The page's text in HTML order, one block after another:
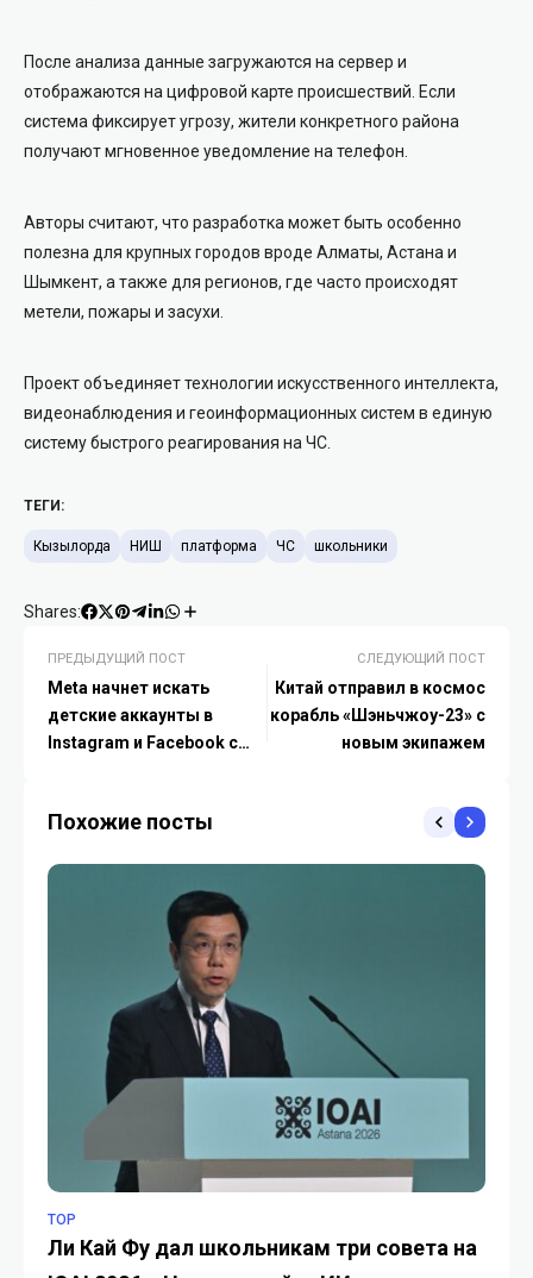
После анализа данные загружаются на сервер и
отображаются на цифровой карте происшествий. Если
система фиксирует угрозу, жители конкретного района
получают мгновенное уведомление на телефон.
Авторы считают, что разработка может быть особенно
полезна для крупных городов вроде Алматы, Астана и
Шымкент, а также для регионов, где часто происходят
метели, пожары и засухи.
Проект объединяет технологии искусственного интеллекта,
видеонаблюдения и геоинформационных систем в единую
систему быстрого реагирования на ЧС.
ТЕГИ:
Кызылорда НИШ платформа ЧС школьники
Shares:
ПРЕДЫДУЩИЙ ПОСТ
Meta начнет искать
детские аккаунты в
Instagram и Facebook с
СЛЕДУЮЩИЙ ПОСТ
Китай отправил в космос
корабль «Шэньчжоу-23» с
новым экипажем
Похожие посты
TOP
Ли Кай Фу дал школьникам три совета на